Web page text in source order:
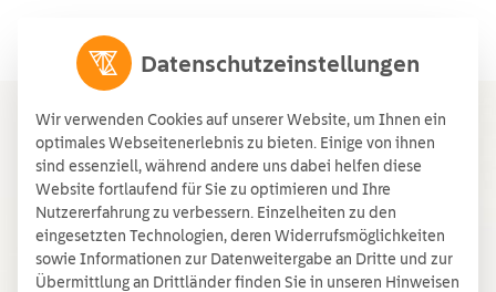
Datenschutzeinstellungen
Wir verwenden Cookies auf unserer Website, um Ihnen ein
optimales Webseitenerlebnis zu bieten. Einige von ihnen
sind essenziell, während andere uns dabei helfen diese
Website fortlaufend für Sie zu optimieren und Ihre
Nutzererfahrung zu verbessern. Einzelheiten zu den
eingesetzten Technologien, deren Widerrufsmöglichkeiten
sowie Informationen zur Datenweitergabe an Dritte und zur
Übermittlung an Drittländer finden Sie in unseren Hinweisen